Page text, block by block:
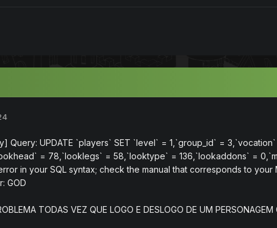
Query: UPDATE `players` SET `level` = 1,`group_id` =
= 78,`looklegs` = 58,`looktype` = 136,`lookaddons` =
in your SQL syntax; check the manual that corresponds to
GOD
TODAS VEZ QUE LOGO E DESLOGO DE UM